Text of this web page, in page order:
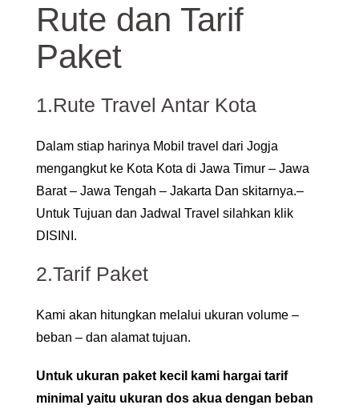
Rute dan Tarif
Paket
1.Rute Travel Antar Kota
Dalam stiap harinya Mobil travel dari Jogja
mengangkut ke Kota Kota di Jawa Timur – Jawa
Barat – Jawa Tengah – Jakarta Dan skitarnya.–
Untuk Tujuan dan Jadwal Travel silahkan klik
DISINI.
2.Tarif Paket
Kami akan hitungkan melalui ukuran volume –
beban – dan alamat tujuan.
Untuk ukuran paket kecil kami hargai tarif
minimal yaitu ukuran dos akua dengan beban